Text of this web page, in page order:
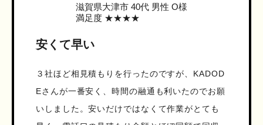
滋賀県大津市 40代 男性 O様
満足度 ★★★★
安くて早い
３社ほど相見積もりを行ったのですが、KADOD
Eさんが一番安く、時間の融通も利いたのでお願
いしました。安いだけではなくて作業がとても